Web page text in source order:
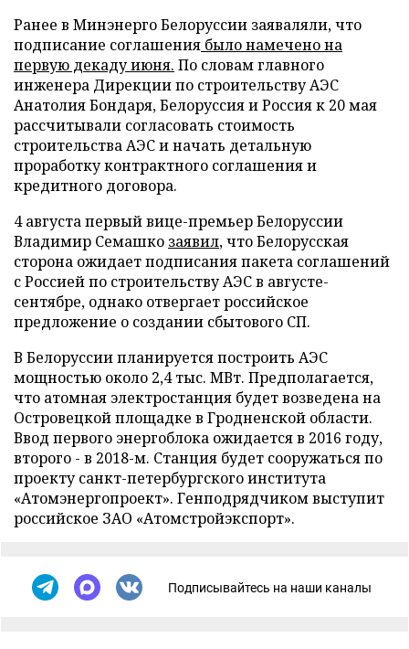
Ранее в Минэнерго Белоруссии заяваляли, что
подписание соглашения было намечено на
первую декаду июня. По словам главного
инженера Дирекции по строительству АЭС
Анатолия Бондаря, Белоруссия и Россия к 20 мая
рассчитывали согласовать стоимость
строительства АЭС и начать детальную
проработку контрактного соглашения и
кредитного договора.
4 августа первый вице-премьер Белоруссии
Владимир Семашко заявил, что Белорусская
сторона ожидает подписания пакета соглашений
с Россией по строительству АЭС в августе-
сентябре, однако отвергает российское
предложение о создании сбытового СП.
В Белоруссии планируется построить АЭС
мощностью около 2,4 тыс. МВт. Предполагается,
что атомная электростанция будет возведена на
Островецкой площадке в Гродненской области.
Ввод первого энергоблока ожидается в 2016 году,
второго - в 2018-м. Станция будет сооружаться по
проекту санкт-петербургского института
«Атомэнергопроект». Генподрядчиком выступит
российское ЗАО «Атомстройэкспорт».
Подписывайтесь на наши каналы